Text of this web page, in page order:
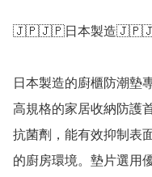
🇯🇵🇯🇵日本製造
日本製造的廚櫃防潮墊
高規格的家居收納防護
抗菌劑，能有效抑制表
的廚房環境。墊片選用